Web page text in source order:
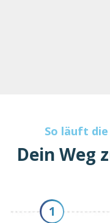
So läuft die
Dein Weg
1